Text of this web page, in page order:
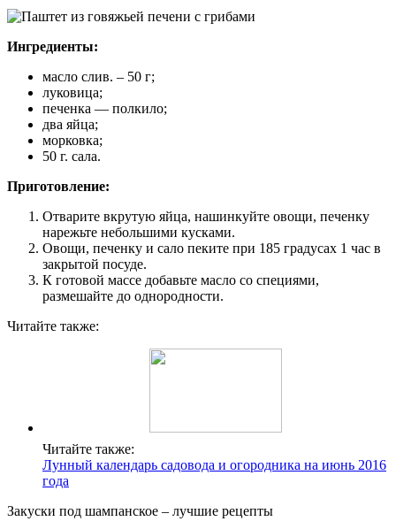
Ингредиенты:
масло слив. – 50 г;
луковица;
печенка — полкило;
два яйца;
морковка;
50 г. сала.
Приготовление:
Отварите вкрутую яйца, нашинкуйте овощи, печенку
нарежьте небольшими кусками.
Овощи, печенку и сало пеките при 185 градусах 1 час в
закрытой посуде.
К готовой массе добавьте масло со специями,
размешайте до однородности.
Читайте также:
Читайте также:
Лунный календарь садовода и огородника на июнь 2016
года
Закуски под шампанское – лучшие рецепты